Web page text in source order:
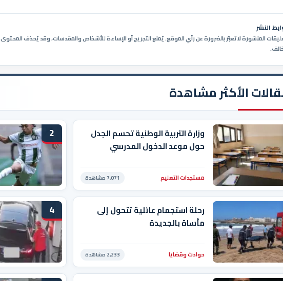
النشر
المنشورة لا تعبّر بالضرورة عن رأي الموقع. يُمنع التجريح أو الإساءة للأشخاص والمقدسات، وقد يُحذف المحتوى
الأكثر مشاهدة
وزارة التربية الوطنية تحسم الجدل
حول موعد الدخول المدرسي
مستجدات التعليم 7,071 مشاهدة
2
رحلة استجمام عائلية تتحول إلى
مأساة بالجديدة
حوادث وقضايا 2,233 مشاهدة
4